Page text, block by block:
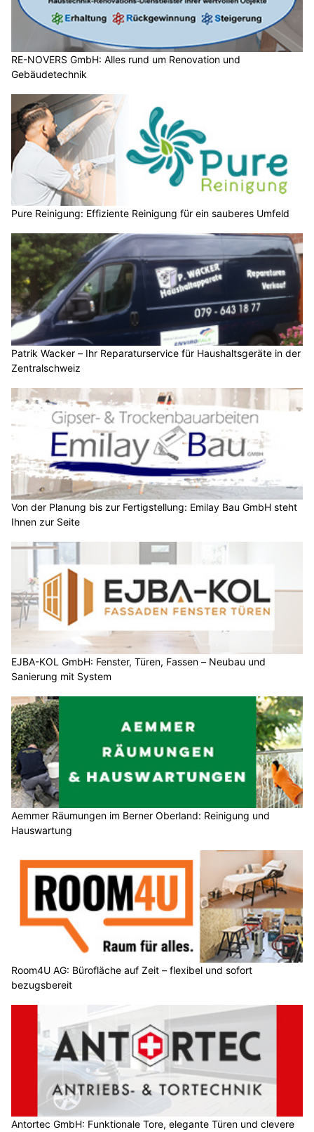
RE-NOVERS GmbH: Alles rund um Renovation und
Gebäudetechnik
Pure Reinigung: Effiziente Reinigung für ein sauberes Umfeld
Patrik Wacker – Ihr Reparaturservice für Haushaltsgeräte in der
Zentralschweiz
Von der Planung bis zur Fertigstellung: Emilay Bau GmbH steht
Ihnen zur Seite
EJBA-KOL GmbH: Fenster, Türen, Fassen – Neubau und
Sanierung mit System
Aemmer Räumungen im Berner Oberland: Reinigung und
Hauswartung
Room4U AG: Bürofläche auf Zeit – flexibel und sofort
bezugsbereit
Antortec GmbH: Funktionale Tore, elegante Türen und clevere